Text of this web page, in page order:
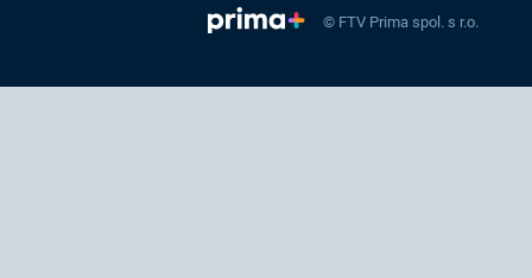
© FTV Prima spol. s r.o.